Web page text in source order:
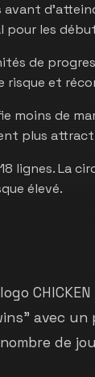
pour les
de
et
moins de
plus
lignes. La
élevé.
avec
de